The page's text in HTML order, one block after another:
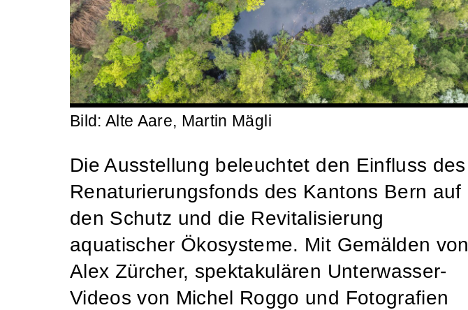
Bild: Alte Aare, Martin Mägli
Die Ausstellung beleuchtet den Einfluss des
Renaturierungsfonds des Kantons Bern auf
den Schutz und die Revitalisierung
aquatischer Ökosysteme. Mit Gemälden von
Alex Zürcher, spektakulären Unterwasser-
Videos von Michel Roggo und Fotografien